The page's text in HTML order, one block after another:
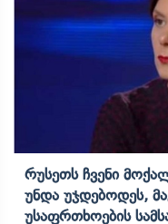
Რუსეთს Ჩვენი
Უნდა Უჯდებოდეს,
Უსაფრთხოების